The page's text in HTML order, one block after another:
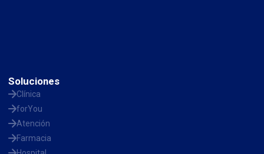
Soluciones
Clínica
forYou
Atención
Farmacia